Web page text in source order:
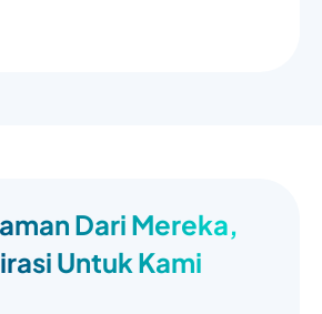
Dari Mereka,
Untuk Kami